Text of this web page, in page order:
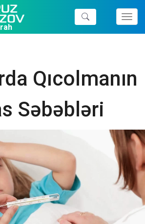
Qıcolmanın
Səbəbləri